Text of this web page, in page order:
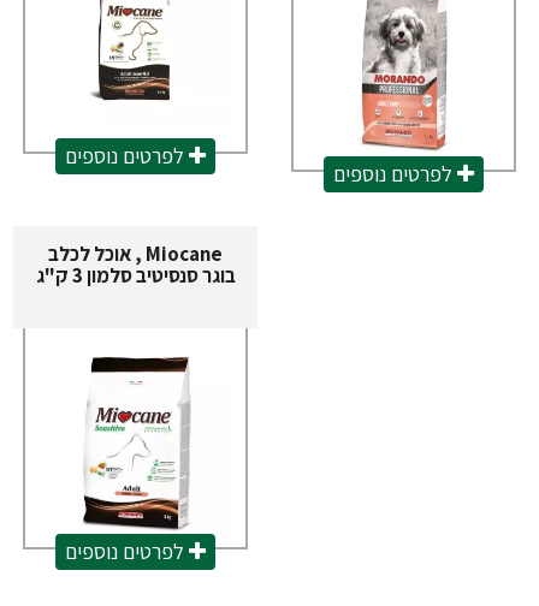
לפרטים נוספים
לפרטים נוספים
Miocane , אוכל לכלב
בוגר סנסיטיב סלמון 3 ק"ג
לפרטים נוספים